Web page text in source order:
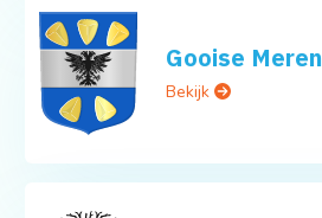
Gooise Meren
Bekijk